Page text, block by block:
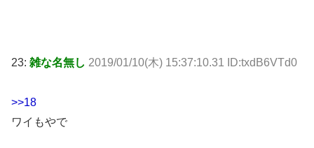
23: 雑な名無し 2019/01/10(木) 15:37:10.31 ID:txdB6VTd0
>>18
ワイもやで